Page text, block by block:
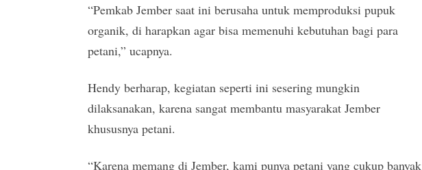
“Pemkab Jember saat ini berusaha untuk memproduksi pupuk
organik, di harapkan agar bisa memenuhi kebutuhan bagi para
petani,” ucapnya.
Hendy berharap, kegiatan seperti ini sesering mungkin
dilaksanakan, karena sangat membantu masyarakat Jember
khususnya petani.
“Karena memang di Jember, kami punya petani yang cukup banyak